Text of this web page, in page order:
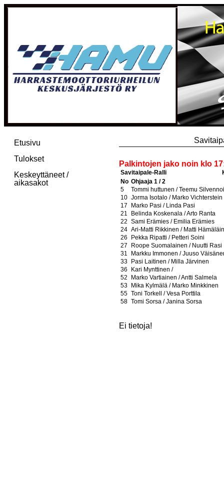
Etusivu
Tulokset
Keskeyttäneet /
aikasakot
Palkintojen jako noin klo
Savitaipale-Ralli
No Ohjaaja 1 / 2
5
Tommi huttunen / Teemu
10 Jorma Isotalo / Marko Vichterstein
17
Marko Pasi / Linda Pasi
21
Belinda Koskenala / Arto Ranta
22 Sami Erämies / Emilia Erämies
24 Ari-Matti Rikkinen / Matti
26
Pekka Ripatti / Petteri Soini
27
Roope Suomalainen / Nuutti Rasi
31
Markku Immonen / Juuso
33
Pasi Laitinen / Milla Järvinen
36
Kari Mynttinen /
52
Marko Vartiainen / Antti Salmela
53
Mika Kylmälä / Marko Minkkinen
55 Toni Torkell / Vesa Porttila
58 Tomi Sorsa / Janina Sorsa
Ei tietoja!